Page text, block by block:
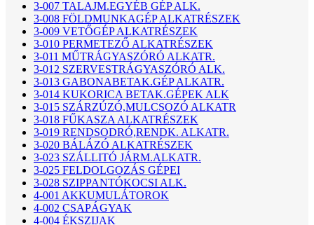
3-007 TALAJM.EGYÉB GÉP ALK.
3-008 FÖLDMUNKAGÉP ALKATRÉSZEK
3-009 VETŐGÉP ALKATRÉSZEK
3-010 PERMETEZŐ ALKATRÉSZEK
3-011 MŰTRÁGYASZÓRÓ ALKATR.
3-012 SZERVESTRÁGYASZÓRÓ ALK.
3-013 GABONABETAK.GÉP ALKATR.
3-014 KUKORICA BETAK.GÉPEK ALK
3-015 SZÁRZÚZÓ,MULCSOZÓ ALKATR
3-018 FŰKASZA ALKATRÉSZEK
3-019 RENDSODRÓ,RENDK. ALKATR.
3-020 BÁLÁZÓ ALKATRÉSZEK
3-023 SZÁLLITÓ JÁRM.ALKATR.
3-025 FELDOLGOZÁS GÉPEI
3-028 SZIPPANTÓKOCSI ALK.
4-001 AKKUMULÁTOROK
4-002 CSAPÁGYAK
4-004 ÉKSZIJAK